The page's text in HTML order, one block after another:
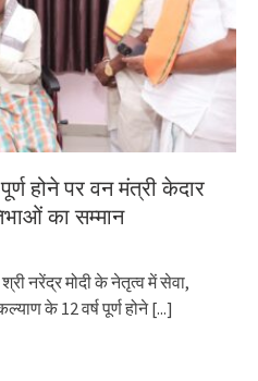
होने पर वन मंत्री केदार
का सम्मान
नरेंद्र मोदी के नेतृत्व में सेवा,
के 12 वर्ष पूर्ण होने[...]